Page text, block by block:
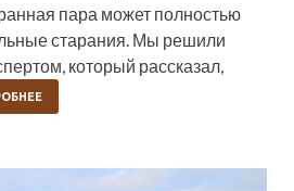
пара может полностью
старания. Мы решили
который рассказал,